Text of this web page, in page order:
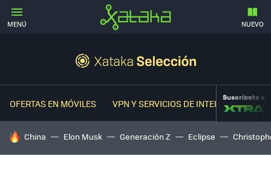
MENÚ NUEVO
OFERTAS EN MÓVILES VPN Y SERVICIOS DE INTERNETSuscríbete a
HOY SE HABLA DE
China Elon Musk Generación Z Eclipse